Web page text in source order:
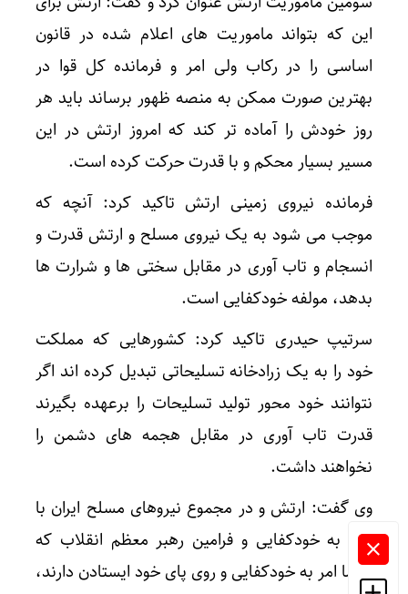
این که بتواند ماموریت های اعلام شده در قانون
اساسی را در رکاب ولی امر و فرمانده کل قوا در
بهترین صورت ممکن به منصه ظهور برساند باید هر
روز خودش را آماده تر کند که امروز ارتش در این
مسیر بسیار محکم و با قدرت حرکت کرده است.
فرمانده نیروی زمینی ارتش تاکید کرد: آنچه که
موجب می شود به یک نیروی مسلح و ارتش قدرت و
انسجام و تاب آوری در مقابل سختی ها و شرارت ها
بدهد، مولفه خودکفایی است.
سرتیپ حیدری تاکید کرد: کشورهایی که مملکت
خود را به یک زرادخانه تسلیحاتی تبدیل کرده اند اگر
نتوانند خود محور تولید تسلیحات را برعهده بگیرند
قدرت تاب آوری در مقابل هجمه های دشمن را
نخواهند داشت.
وی گفت: ارتش و در مجموع نیروهای مسلح ایران با
اتکا به خودکفایی و فرامین رهبر معظم انقلاب که
دائما امر به خودکفایی و روی پای خود ایستادن دارند،